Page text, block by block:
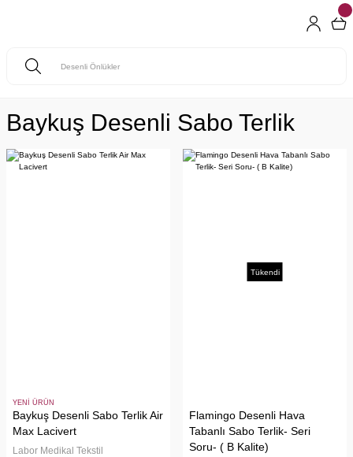
Baykuş Desenli Sabo Terlik
YENİ ÜRÜN
Baykuş Desenli Sabo Terlik Air
Max Lacivert
Labor Medikal Tekstil
Tükendi
Flamingo Desenli Hava
Tabanlı Sabo Terlik- Seri
Soru- ( B Kalite)